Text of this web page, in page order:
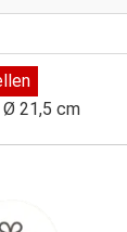
21,5 cm